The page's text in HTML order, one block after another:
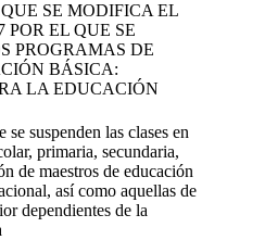
SE MODIFICA EL
POR EL QUE SE
PROGRAMAS DE
BÁSICA:
LA EDUCACIÓN
suspenden las clases en
primaria, secundaria,
de maestros de educación
así como aquellas de
dependientes de la